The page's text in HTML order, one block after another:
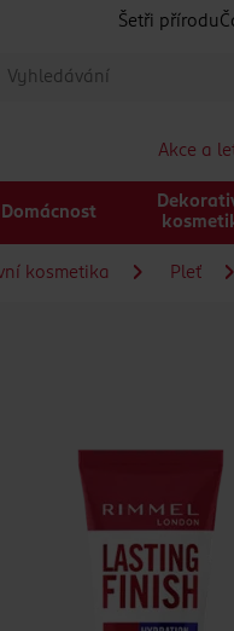
Šetři přírodu
Akce a
Domácnost
kosmetika Pleť